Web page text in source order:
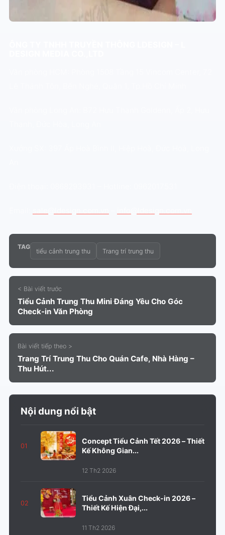
TAG
tiểu cảnh trung thu Trang trí trung thu
< Bài viết trước
Tiểu Cảnh Trung Thu Mini Đáng Yêu Cho Góc
Check-in Văn Phòng
Bài viết tiếp theo >
Trang Trí Trung Thu Cho Quán Cafe, Nhà Hàng –
Thu Hút...
Nội dung nổi bật
01
Concept Tiểu Cảnh Tết 2026 – Thiết
Kế Không Gian...
12 Th2 2026
02
Tiểu Cảnh Xuân Check-in 2026 –
Thiết Kế Hiện Đại,...
11 Th2 2026